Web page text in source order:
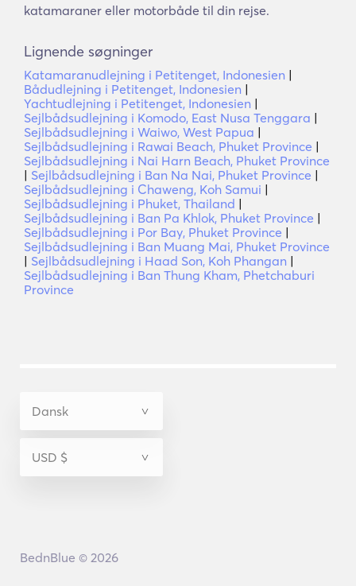
katamaraner eller motorbåde til din rejse.
Lignende søgninger
Katamaranudlejning i Petitenget, Indonesien |
Bådudlejning i Petitenget, Indonesien |
Yachtudlejning i Petitenget, Indonesien |
Sejlbådsudlejning i Komodo, East Nusa Tenggara |
Sejlbådsudlejning i Waiwo, West Papua |
Sejlbådsudlejning i Rawai Beach, Phuket Province |
Sejlbådsudlejning i Nai Harn Beach, Phuket Province
| Sejlbådsudlejning i Ban Na Nai, Phuket Province |
Sejlbådsudlejning i Chaweng, Koh Samui |
Sejlbådsudlejning i Phuket, Thailand |
Sejlbådsudlejning i Ban Pa Khlok, Phuket Province |
Sejlbådsudlejning i Por Bay, Phuket Province |
Sejlbådsudlejning i Ban Muang Mai, Phuket Province
| Sejlbådsudlejning i Haad Son, Koh Phangan |
Sejlbådsudlejning i Ban Thung Kham, Phetchaburi
Province
BednBlue © 2026